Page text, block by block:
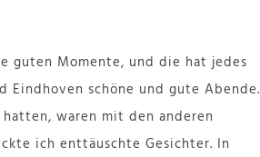
guten Momente, und die hat jedes
Eindhoven schöne und gute Abende.
waren mit den anderen
ich enttäuschte Gesichter. In